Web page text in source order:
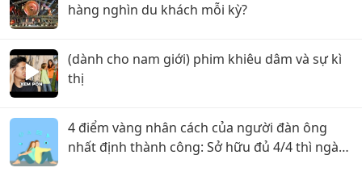
hàng nghìn du khách mỗi kỳ?
(dành cho nam giới) phim khiêu dâm và sự kì
thị
4 điểm vàng nhân cách của người đàn ông
nhất định thành công: Sở hữu đủ 4/4 thì ngày